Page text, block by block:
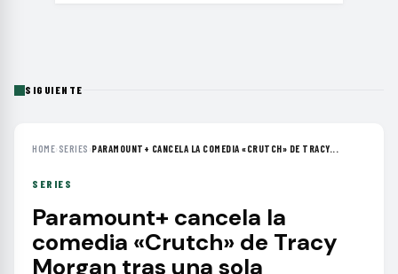
SIGUIENTE
HOME› SERIES ›PARAMOUNT+ CANCELA LA COMEDIA «CRUTCH» DE TRACY...
SERIES
Paramount+ cancela la
comedia «Crutch» de Tracy
Morgan tras una sola